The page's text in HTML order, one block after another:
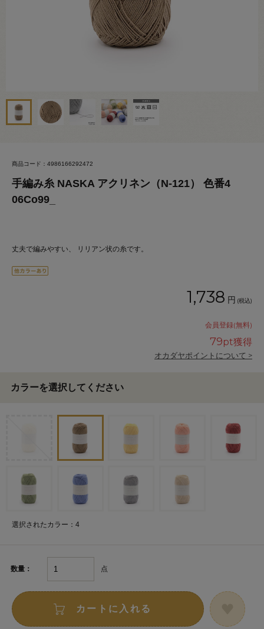
商品コード：4986166292472
手編み糸 NASKA アクリネン（N-121） 色番4
06Co99_
丈夫で編みやすい、 リリアン状の糸です。
1,738 円 (税込)
会員登録(無料)
79pt獲得
オカダヤポイントについて >
カラーを選択してください
選択されたカラー：4
数量： 点
カートに入れる